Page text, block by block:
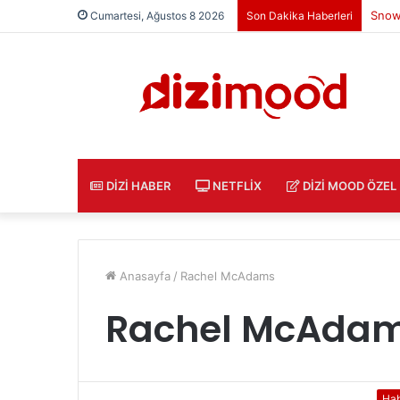
Cumartesi, Ağustos 8 2026 Son Dakika Haberleri
DIZI HABER NETFLIX DIZI MOOD ÖZEL
Anasayfa / Rachel McAdams
Rachel